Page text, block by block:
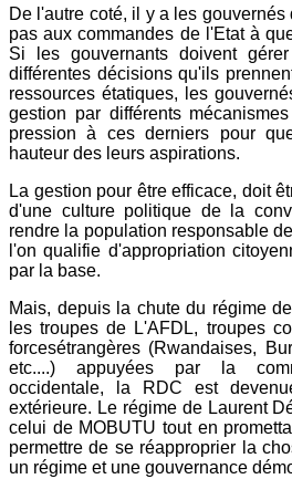
De l'autre coté, il y a les
pas aux commandes de l'Etat à
Si les gouvernants doivent
différentes décisions qu'ils
ressources étatiques, les
gestion par différents
pression à ces derniers pour
hauteur des leurs aspirations.
La gestion pour être efficace, doit
d'une culture politique de la
rendre la population responsable
l'on qualifie d'appropriation
par la base.
Mais, depuis la chute du régime
les troupes de L'AFDL, troupes
forcesétrangères (Rwandaises,
etc....) appuyées par la
occidentale, la RDC est
extérieure. Le régime de Laurent
celui de MOBUTU tout en
permettre de se réapproprier la
un régime et une gouvernance